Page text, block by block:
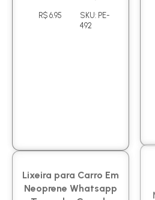
SKU: PE-
Lixeira para Carro Em